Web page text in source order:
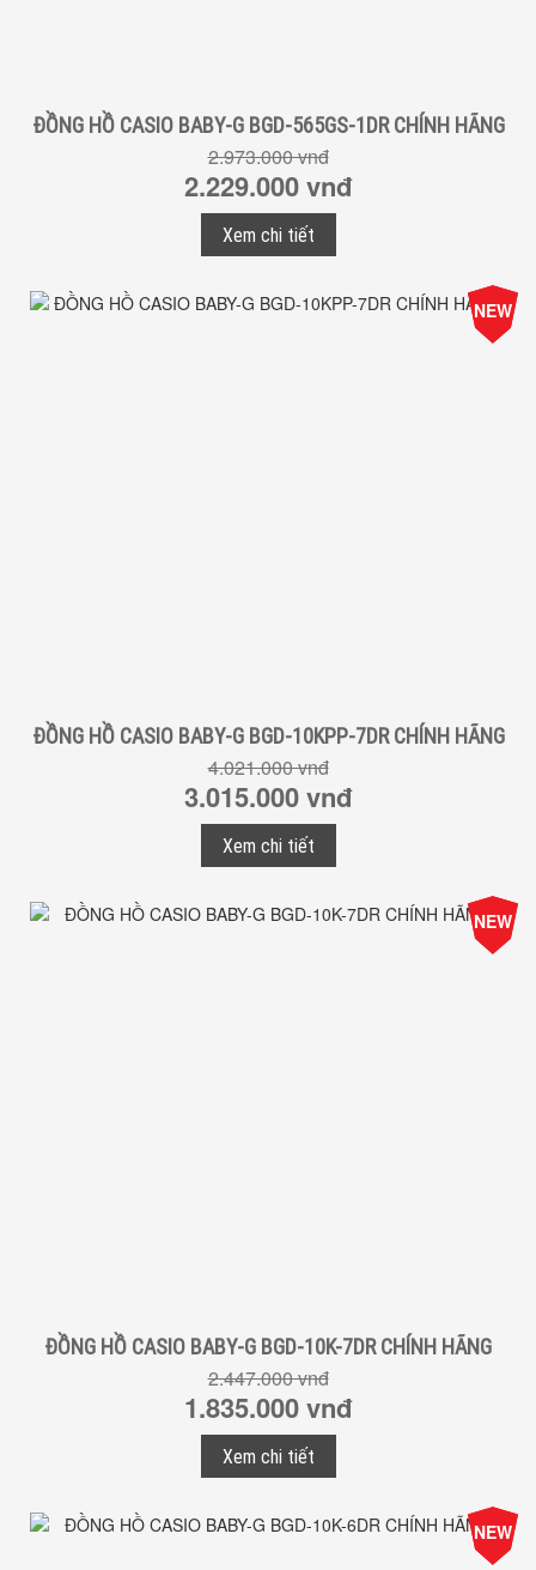
ĐỒNG HỒ CASIO BABY-G BGD-565GS-1DR CHÍNH HÃNG
2.973.000 vnđ
2.229.000 vnđ
Xem chi tiết
-25%
Giá
NEW
ĐỒNG HỒ CASIO BABY-G BGD-10KPP-7DR CHÍNH HÃNG
4.021.000 vnđ
3.015.000 vnđ
Xem chi tiết
-25%
Giá
NEW
ĐỒNG HỒ CASIO BABY-G BGD-10K-7DR CHÍNH HÃNG
2.447.000 vnđ
1.835.000 vnđ
Xem chi tiết
-25%
Giá
NEW